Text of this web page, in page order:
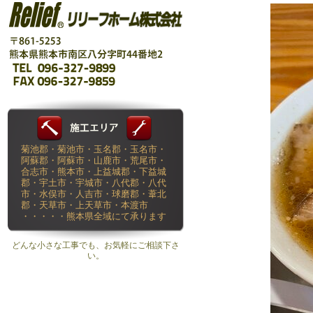
菊池郡・菊池市・玉名郡・玉名市・
阿蘇郡・阿蘇市・山鹿市・荒尾市・
合志市・熊本市・上益城郡・下益城
郡・宇土市・宇城市・八代郡・八代
市・水俣市・人吉市・球磨郡・葦北
郡・天草市・上天草市・本渡市
・・・・・熊本県全域にて承ります
どんな小さな工事でも、お気軽にご相談下さ
い。